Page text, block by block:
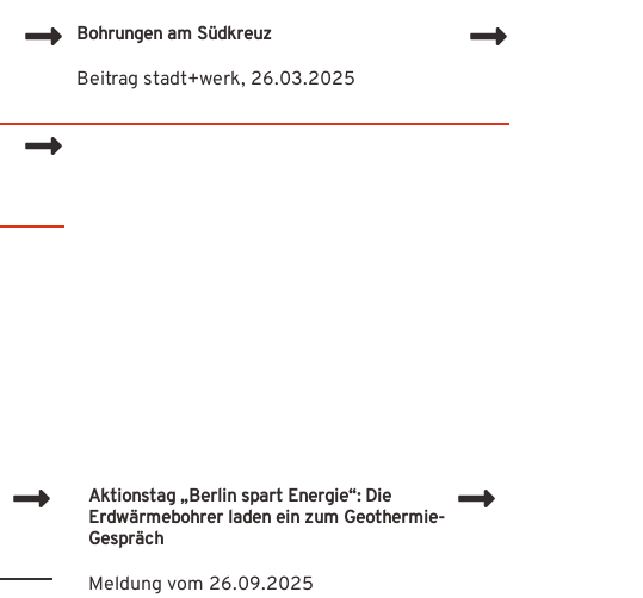
Bohrungen am Südkreuz
Beitrag stadt+werk, 26.03.2025
Aktionstag „Berlin spart Energie“: Die
Erdwärmebohrer laden ein zum Geothermie-
Gespräch
Meldung vom 26.09.2025